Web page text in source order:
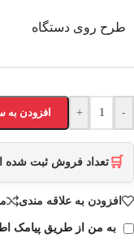
طرح روی دستگاه
-
+ افزودن به
🛒 تعداد فروش ثبت شده
افزودن به علاقه مندی
به من از طریق پیامک